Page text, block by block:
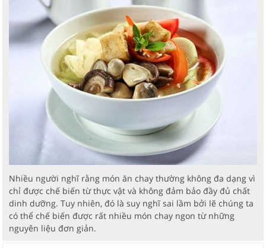
Nhiều người nghĩ rằng món ăn chay thường không đa dạng vì
chỉ được chế biến từ thực vật và không đảm bảo đầy đủ chất
dinh dưỡng. Tuy nhiên, đó là suy nghĩ sai lầm bởi lẽ chúng ta
có thể chế biến được rất nhiều món chay ngon từ những
nguyên liệu đơn giản.